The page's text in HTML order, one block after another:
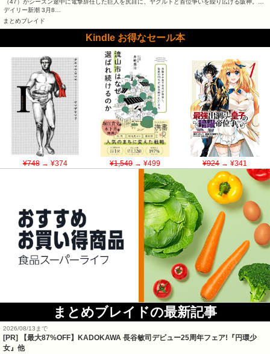
（47）がシーズン途中に電撃辞任した巨人を尻目に、ヤクルトと首位争いを繰り広げる阪神。…
デイリー新潮 3月8…
まとめブレイド
Kindle お得なセール本
¥748→ ¥374 ¥1,540→ ¥499 ¥924→ ¥341
まとめブレイドの最新記事
2026/08/13まで
[PR] 【最大87%OFF】KADOKAWA 長谷敏司デビュー25周年フェア!『円環少
女』他